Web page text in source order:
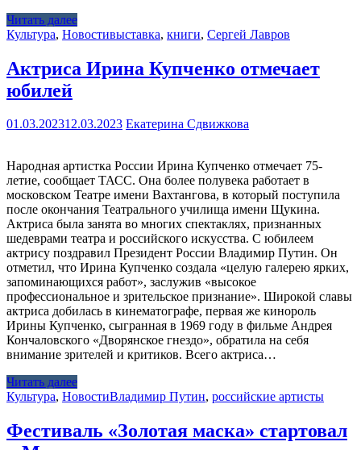
Читать далее
Культура, Новостивыставка, книги, Сергей Лавров
Актриса Ирина Купченко отмечает
юбилей
01.03.202312.03.2023 Екатерина Сдвижкова
Народная артистка России Ирина Купченко отмечает 75-
летие, сообщает ТАСС. Она более полувека работает в
московском Театре имени Вахтангова, в который поступила
после окончания Театрального училища имени Щукина.
Актриса была занята во многих спектаклях, признанных
шедеврами театра и российского искусства. С юбилеем
актрису поздравил Президент России Владимир Путин. Он
отметил, что Ирина Купченко создала «целую галерею ярких,
запоминающихся работ», заслужив «высокое
профессиональное и зрительское признание». Широкой славы
актриса добилась в кинематографе, первая же кинороль
Ирины Купченко, сыгранная в 1969 году в фильме Андрея
Кончаловского «Дворянское гнездо», обратила на себя
внимание зрителей и критиков. Всего актриса…
Читать далее
Культура, НовостиВладимир Путин, российские артисты
Фестиваль «Золотая маска» стартовал